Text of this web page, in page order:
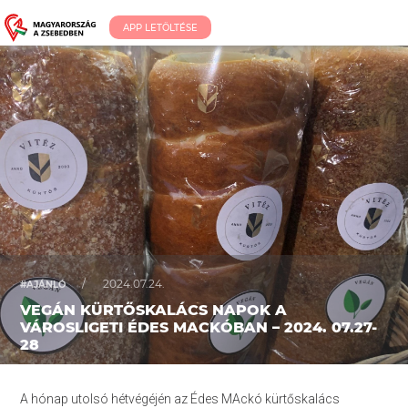
APP LETÖLTÉSE
#AJÁNLÓ / 2024.07.24.
VEGÁN KÜRTŐSKALÁCS NAPOK A
VÁROSLIGETI ÉDES MACKÓBAN – 2024. 07.27-
28
A hónap utolsó hétvégéjén az Édes MAckó kürtőskalács